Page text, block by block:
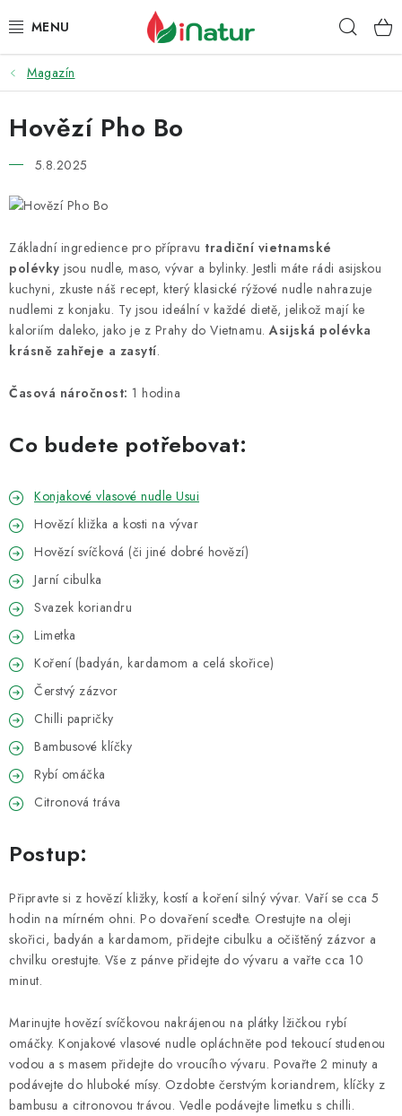
na
POTRAVINY
OŘECHY A SUŠENÉ PLODY
SNACKY
EKO DROGERIE A KOSMETIKA
VITAMÍNY
DOPRAVA A PLATBA
VELKOOBCHOD
KONTAKTY
ZNAČKY
Doprava a platba Velkoobchod
Kontakty
Reklamace a vrácení zboží
Podmínky ochrany osobních údajů
Magazín
Hovězí Pho Bo
5.8.2025
Základní ingredience pro přípravu tradiční vietnamské
polévky jsou nudle, maso, vývar a bylinky. Jestli máte rádi asijskou
kuchyni, zkuste náš recept, který klasické rýžové nudle nahrazuje
nudlemi z konjaku. Ty jsou ideální v každé dietě, jelikož mají ke
kaloriím daleko, jako je z Prahy do Vietnamu. Asijská polévka
krásně zahřeje a zasytí.
Časová náročnost: 1 hodina
Co budete potřebovat:
Konjakové vlasové nudle Usui
Hovězí kližka a kosti na vývar
Hovězí svíčková (či jiné dobré hovězí)
Jarní cibulka
Svazek koriandru
Limetka
Koření (badyán, kardamom a celá skořice)
Čerstvý zázvor
Chilli papričky
Bambusové klíčky
Rybí omáčka
Citronová tráva
Postup:
Připravte si z hovězí kližky, kostí a koření silný vývar. Vaří se cca 5
hodin na mírném ohni. Po dovaření sceďte. Orestujte na oleji
skořici, badyán a kardamom, přidejte cibulku a očištěný zázvor a
chvilku orestujte. Vše z pánve přidejte do vývaru a vařte cca 10
minut.
Marinujte hovězí svíčkovou nakrájenou na plátky lžičkou rybí
omáčky. Konjakové vlasové nudle opláchněte pod tekoucí studenou
vodou a s masem přidejte do vroucího vývaru. Povařte 2 minuty a
podávejte do hluboké mísy. Ozdobte čerstvým koriandrem, klíčky z
bambusu a citronovou trávou. Vedle podávejte limetku s chilli.